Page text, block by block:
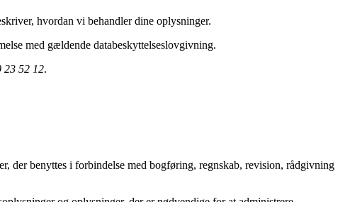
hvordan vi behandler dine oplysninger.
med gældende databeskyttelseslovgivning.
23 52 12.
der benyttes i forbindelse med bogføring, regnskab, revision, rådgivning